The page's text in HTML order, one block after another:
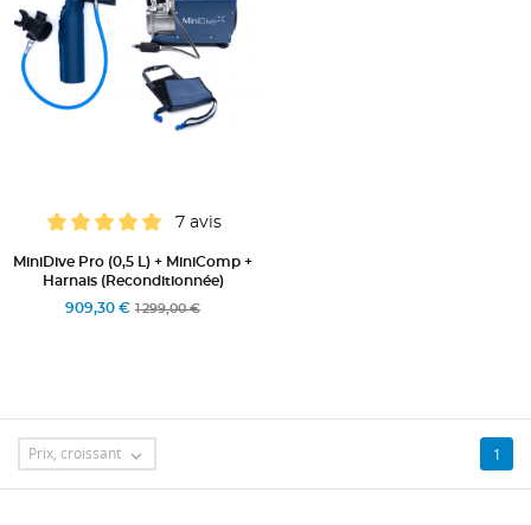
7 avis
MiniDive Pro (0,5 L) + MiniComp +
Harnais (Reconditionnée)
909,30 € 1 299,00 €
Prix, croissant  1